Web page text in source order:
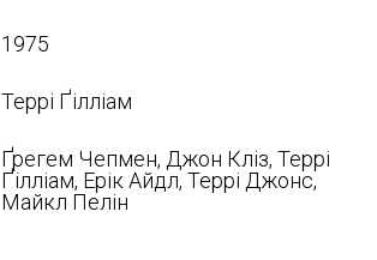
1975
Террі Ґілліам
Ґрегем Чепмен, Джон Кліз, Террі
Ґілліам, Ерік Айдл, Террі Джонс,
Майкл Пелін